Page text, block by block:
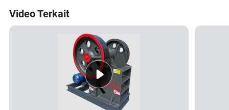
Desain lapisan mantel yang disesuaikan sepenuhnya
untuk output keausan maksimum
Baja mangan berkualitas tinggi untuk efisiensi dan
masa pakai alat berat yang serba guna
Kekuatan, ketahanan, dan resistan benturan tinggi
100% pencegahan erosi, peningkatan waktu kerja
penghancuran dan masa pakai
Masa pakai yang lebih lama dapat mengurangi waktu
Video Terkait